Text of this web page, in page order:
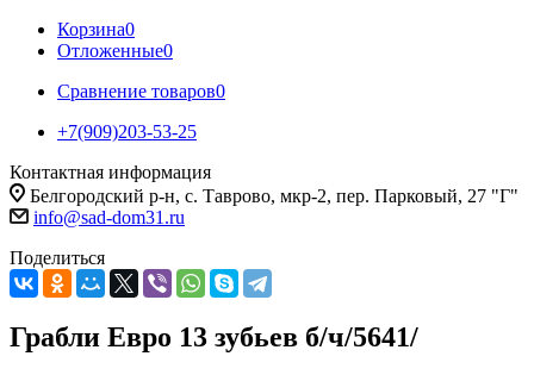
Корзина0
Отложенные0
Сравнение товаров0
+7(909)203-53-25
Контактная информация
Белгородский р-н, с. Таврово, мкр-2, пер. Парковый, 27 "Г"
info@sad-dom31.ru
Поделиться
Грабли Евро 13 зубьев б/ч/5641/